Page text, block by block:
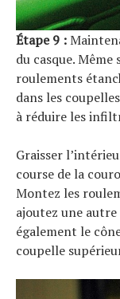
Étape 9 :
du casque.
roulements
dans les
à réduire les
Graisser
course de la
Montez les
ajoutez une autre
également le
coupelle
S
e
a
r
c
h
f
o
r
: